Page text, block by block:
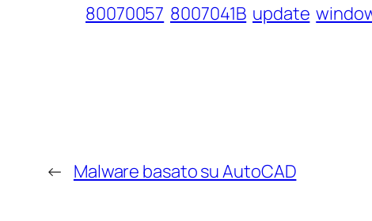
80070057 8007041B update
← Malware basato su AutoCAD